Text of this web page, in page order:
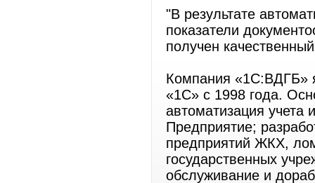
"В результате
показатели
получен
Компания «1С:ВДГБ»
«1С» с 1998 года.
автоматизация
Предприятие;
предприятий ЖКХ,
государственных
обслуживание и